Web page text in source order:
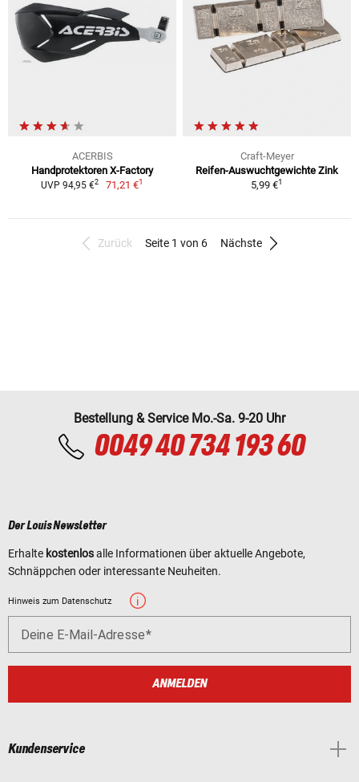
ACERBIS
Handprotektoren X-Factory
UVP 94,95 €2 71,21 €1
Craft-Meyer
Reifen-Auswuchtgewichte Zink
5,99 €1
Zurück Seite 1 von 6 Nächste
Bestellung & Service Mo.-Sa. 9-20 Uhr
0049 40 734 193 60
Der Louis Newsletter
Erhalte kostenlosalle Informationen über aktuelle Angebote,
Schnäppchen oder interessante Neuheiten.
Hinweis zum Datenschutz
Deine E-Mail-Adresse
ANMELDEN
Kundenservice